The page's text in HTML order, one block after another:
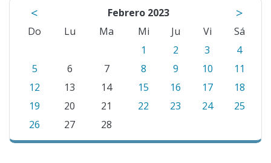
< Febrero 2023 >
Do Lu Ma Mi Ju Vi
Sá
1
2 3
4
5
6 7 8 9 10
11
12
13 14 15 16 17
18
19
20 21 22 23 24
25
26
27 28